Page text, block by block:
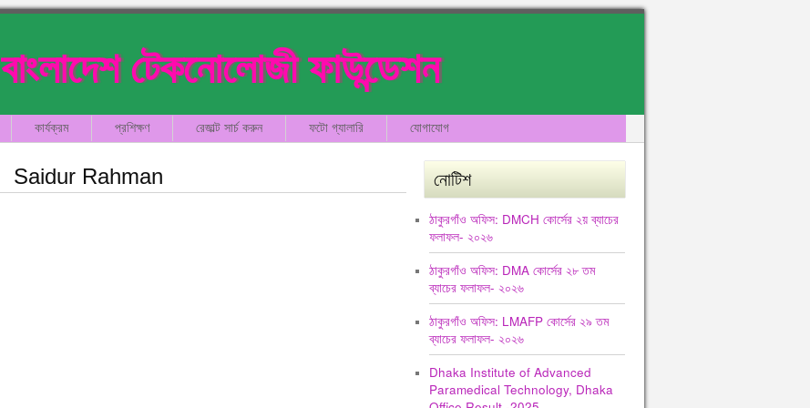
বাংলাদেশ টেকনোলোজী ফাউন্ডেশন
কার্যক্রম প্রশিক্ষণ রেজাল্ট সার্চ করুন ফটো গ্যালারি যোগাযোগ
Saidur Rahman নোটিশ
ঠাকুরগাঁও অফিস: DMCH কোর্সের ২য় ব্যাচের
ফলাফল- ২০২৬
ঠাকুরগাঁও অফিস: DMA কোর্সের ২৮ তম
ব্যাচের ফলাফল- ২০২৬
ঠাকুরগাঁও অফিস: LMAFP কোর্সের ২৯ তম
ব্যাচের ফলাফল- ২০২৬
Dhaka Institute of Advanced
Paramedical Technology, Dhaka